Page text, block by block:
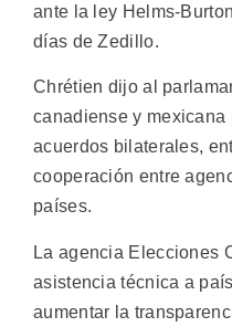
ante la ley Helms-
días de Zedillo.
Chrétien dijo al
canadiense y
acuerdos bilaterales,
cooperación entre
países.
La agencia Elecciones
asistencia técnica a
aumentar la